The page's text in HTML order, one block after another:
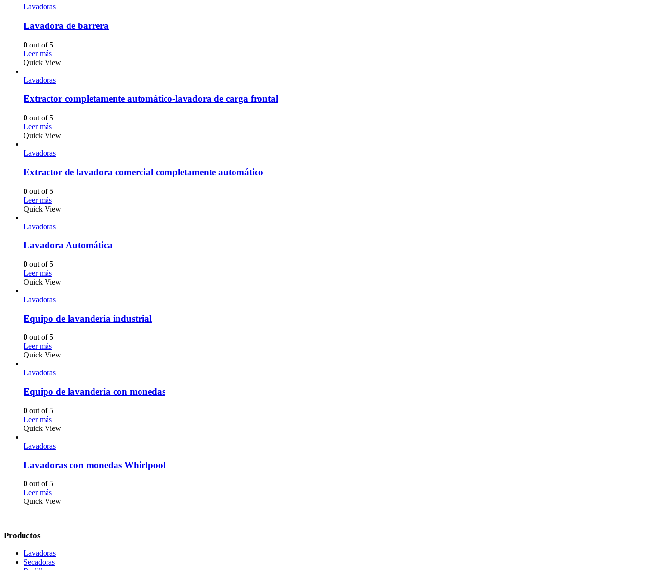
Lavadoras
Lavadora de barrera
0 out of 5
Leer más
Quick View
Lavadoras
Extractor completamente automático-lavadora de carga frontal
0 out of 5
Leer más
Quick View
Lavadoras
Extractor de lavadora comercial completamente automático
0 out of 5
Leer más
Quick View
Lavadoras
Lavadora Automática
0 out of 5
Leer más
Quick View
Lavadoras
Equipo de lavanderia industrial
0 out of 5
Leer más
Quick View
Lavadoras
Equipo de lavandería con monedas
0 out of 5
Leer más
Quick View
Lavadoras
Lavadoras con monedas Whirlpool
0 out of 5
Leer más
Quick View
Productos
Lavadoras
Secadoras